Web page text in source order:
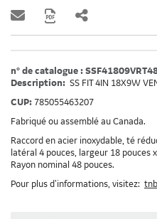
n° de catalogue :
Description: SS FIT 4IN 18X9W
CUP: 785055463207
Fabriqué ou assemblé au Canada.
Raccord en acier inoxydable, té
latéral 4 pouces, largeur 18 pouces
Rayon nominal 48 pouces.
Pour plus d’informations, visitez: